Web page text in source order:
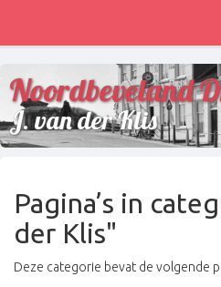
Noordbeveland
J. van der Klis
Pagina’s in
der Klis"
Deze categorie bevat de volgende